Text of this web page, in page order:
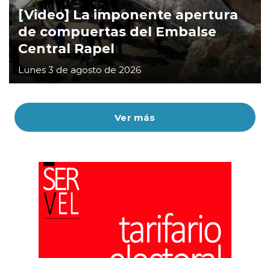
Ver más
[Video] La imponente apertura
de compuertas del Embalse
Central Rapel
Lunes 3 de agosto de 2026